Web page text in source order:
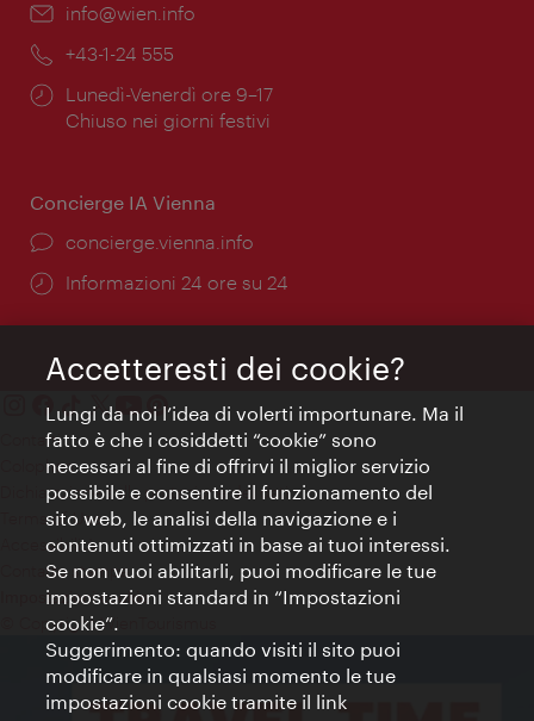
Email:
info@wien.info
Telefono:
+43-1-24 555
Orari
di
Lunedì-Venerdì ore 9–17
Chiuso nei giorni festivi
Concierge IA Vienna
Ort:
concierge.vienna.info
Öffnungszeiten:
Informazioni 24 ore su 24
Contatti
Colophon
Dichiarazione sulla protezione dei dati
Terms of Use
Accessibilità
Contatto stampa
Impostazioni cookie
© Copyright WienTourismus
Accetteresti dei cookie?
Lungi da noi l’idea di volerti importunare. Ma il
fatto è che i cosiddetti “cookie” sono
necessari al fine di offrirvi il miglior servizio
possibile e consentire il funzionamento del
sito web, le analisi della navigazione e i
contenuti ottimizzati in base ai tuoi interessi.
Se non vuoi abilitarli, puoi modificare le tue
impostazioni standard in “Impostazioni
cookie”.
Suggerimento: quando visiti il sito puoi
modificare in qualsiasi momento le tue
impostazioni cookie tramite il link